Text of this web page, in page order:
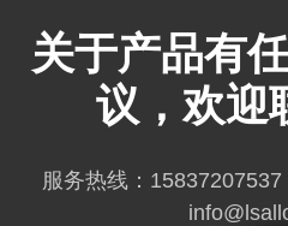
关于产品有
议，欢迎
服务热线： 15837207537